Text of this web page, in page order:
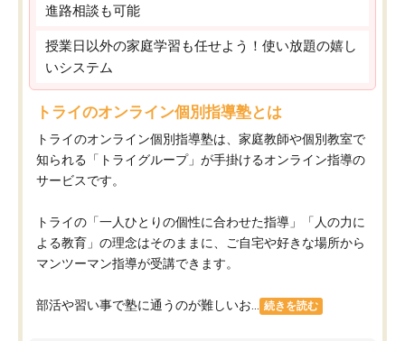
進路相談も可能
授業日以外の家庭学習も任せよう！使い放題の嬉し
いシステム
トライのオンライン個別指導塾とは
トライのオンライン個別指導塾は、家庭教師や個別教室で
知られる「トライグループ」が手掛けるオンライン指導の
サービスです。
トライの「一人ひとりの個性に合わせた指導」「人の力に
よる教育」の理念はそのままに、ご自宅や好きな場所から
マンツーマン指導が受講できます。
部活や習い事で塾に通うのが難しいお... 続きを読む